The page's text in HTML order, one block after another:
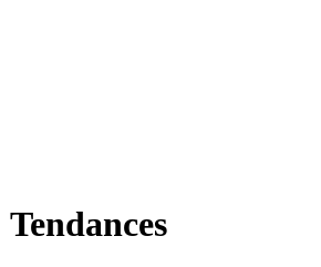
Tendances